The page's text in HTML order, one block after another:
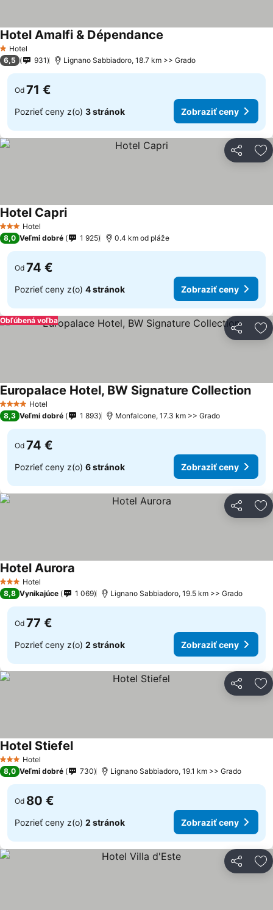
1 Počet hviezdičiek
Hotel
Hotel Amalfi & Dépendance
6,5 931 Lignano Sabbiadoro, 18.7 km >> Grado
Od 71 €
Pozrieť ceny z(o) 3 stránok Zobraziť ceny
Zdieľať
3 Počet hviezdičiek
Hotel
Hotel Capri
8,0 Veľmi dobré 1 925 0.4 km od pláže
Od 74 €
Pozrieť ceny z(o) 4 stránok Zobraziť ceny
Zdieľať
Obľúbená voľba
4 Počet hviezdičiek
Hotel
Europalace Hotel, BW Signature Collection
8,3 Veľmi dobré 1 893 Monfalcone, 17.3 km >> Grado
Od 74 €
Pozrieť ceny z(o) 6 stránok Zobraziť ceny
Zdieľať
3 Počet hviezdičiek
Hotel
Hotel Aurora
8,8 Vynikajúce 1 069 Lignano Sabbiadoro, 19.5 km >> Grado
Od 77 €
Pozrieť ceny z(o) 2 stránok Zobraziť ceny
Zdieľať
3 Počet hviezdičiek
Hotel
Hotel Stiefel
8,0 Veľmi dobré 730 Lignano Sabbiadoro, 19.1 km >> Grado
Od 80 €
Pozrieť ceny z(o) 2 stránok Zobraziť ceny
Zdieľať